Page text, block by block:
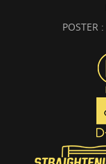
POSTER :